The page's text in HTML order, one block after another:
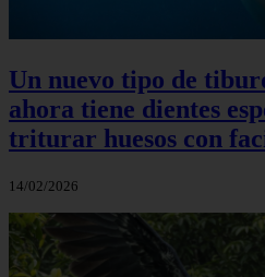
Un nuevo tipo de
ahora tiene dientes
triturar huesos con
14/02/2026